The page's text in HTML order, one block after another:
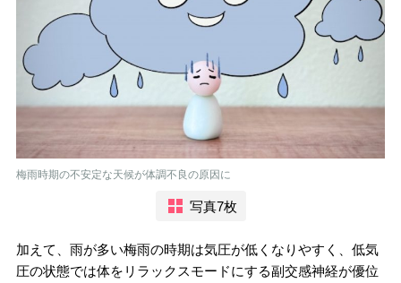
梅雨時期の不安定な天候が体調不良の原因に
写真7枚
加えて、雨が多い梅雨の時期は気圧が低くなりやすく、低気
圧の状態では体をリラックスモードにする副交感神経が優位